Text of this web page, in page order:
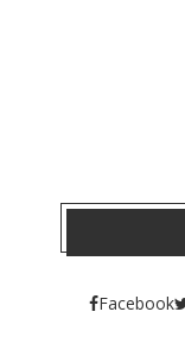
Facebook